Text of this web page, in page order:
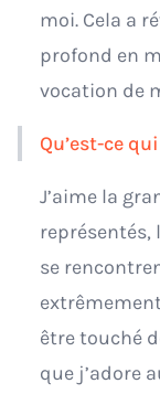
moi. Cela a
profond en
vocation de
Qu’est-ce
J’aime la
se
être touché
que j’adore